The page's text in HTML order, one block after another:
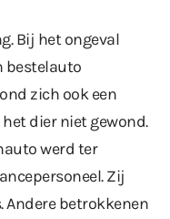
Bij het ongeval
bestelauto
zich ook een
dier niet gewond.
werd ter
Zij
Andere betrokkenen